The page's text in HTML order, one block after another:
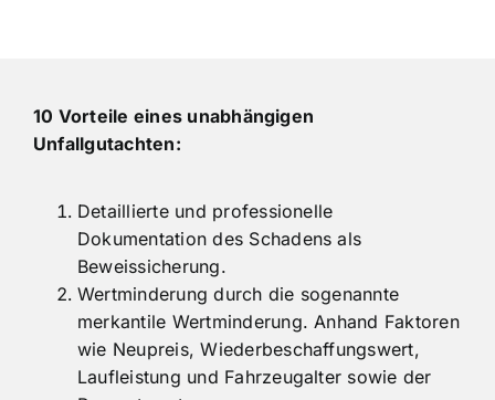
10 Vorteile eines unabhängigen
Unfallgutachten:
Detaillierte und professionelle
Dokumentation des Schadens als
Beweissicherung.
Wertminderung durch die sogenannte
merkantile Wertminderung. Anhand Faktoren
wie Neupreis, Wiederbeschaffungswert,
Laufleistung und Fahrzeugalter sowie der